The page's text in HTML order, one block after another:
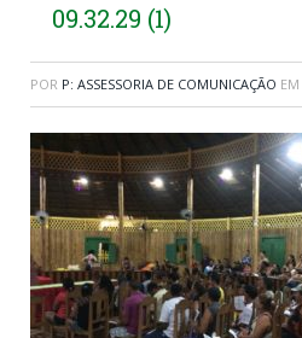
09.32.29 (1)
POR P: ASSESSORIA DE COMUNICAÇÃO EM